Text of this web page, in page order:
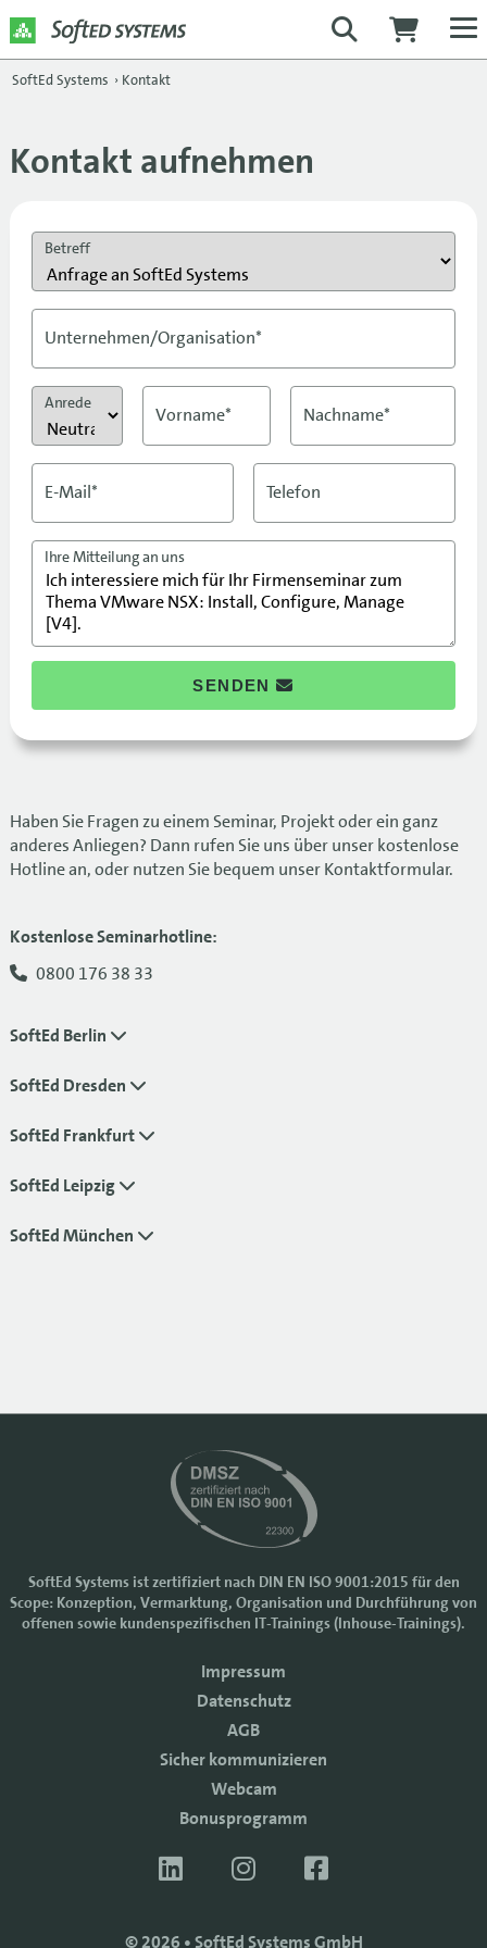
SoftEd Systems › Kontakt
Kontakt aufnehmen
Betreff
Unternehmen/Organisation*
Anrede
Vorname* Nachname*
E-Mail* Telefon
Ihre Mitteilung an uns
SENDEN
Haben Sie Fragen zu einem Seminar, Projekt oder ein ganz
anderes Anliegen? Dann rufen Sie uns über unser kostenlose
Hotline an, oder nutzen Sie bequem unser Kontaktformular.
Kostenlose Seminarhotline:
0800 176 38 33
SoftEd Berlin
SoftEd Dresden
SoftEd Frankfurt
SoftEd Leipzig
SoftEd München
SoftEd Systems ist zertifiziert nach DIN EN ISO 9001:2015 für den
Scope: Konzeption, Vermarktung, Organisation und Durchführung von
offenen sowie kundenspezifischen IT-Trainings (Inhouse-Trainings).
© 2026 • SoftEd Systems GmbH
Impressum
Datenschutz
AGB
Sicher kommunizieren
Webcam
Bonusprogramm
Cookie-Einstellungen
verbessern. Manche Cookies sind notwendig, damit unsere Website
funktioniert. Mit anderen Cookies können wir die Zugriffe auf die
Mit einem Klick auf "Zustimmen" akzeptieren sie diese Verarbeitung
und auch die Weitergabe Ihrer Daten an Drittanbieter. Die Daten
werden für Analysen genutzt. Weitere Informationen, auch zur
Sie können die Verwendung von Cookies